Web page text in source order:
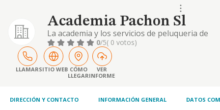
Academia Pachon Sl
La academia y los servicios de peluqueria de
senoras y caballeros los servicios de estetica
de senoras y caballeros la comercializacion
de productos y accesorios capilares y
cosmeticos de todo tipo.
0/5( 0 votos)
LLAMARSITIO WEB CÓMO
LLEGAR
VER
INFORME
DIRECCIÓN Y CONTACTO INFORMACIÓN GENERAL DATOS